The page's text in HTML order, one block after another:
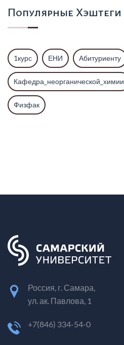
Популярные Хэштеги
1курс ЕНИ Абитуриенту
Кафедра_неорганической_химии
Физфак
Россия, г. Самара,
ул. ак. Павлова, 1
+7(846) 334-54-0